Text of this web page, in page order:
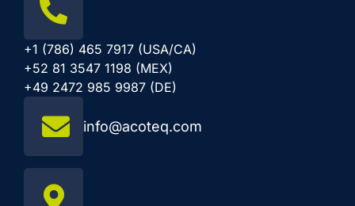
+1 (786) 465 7917 (USA/CA)
+52 81 3547 1198 (MEX)
+49 2472 985 9987 (DE)
info@acoteq.com